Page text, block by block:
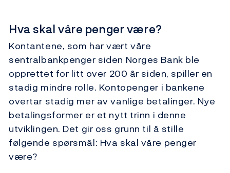
Hva skal våre penger være?
Kontantene, som har vært våre
sentralbankpenger siden Norges Bank ble
opprettet for litt over 200 år siden, spiller en
stadig mindre rolle. Kontopenger i bankene
overtar stadig mer av vanlige betalinger. Nye
betalingsformer er et nytt trinn i denne
utviklingen. Det gir oss grunn til å stille
følgende spørsmål: Hva skal våre penger
være?